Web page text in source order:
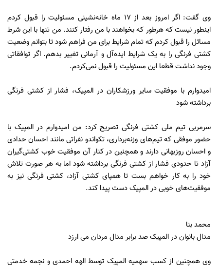
وی گفت: اگر امروز بعد از 17 ماه خانه‌نشینی مسئولیت را قبول کردم
اینطور نیست که هرطور که بخواهند با من رفتار کنند. من تنها با این شرط
مسائل را قبول کردم که تمام شرایط برای من فراهم شود تا بتوانم وضعیت
کشتی فرنگی را به یک شرایط ایده‌آل و آرمانی تغییر بدهم. اگر توافقاتی
وجود نداشت قطعا این مسئولیت را قبول نمی‌کردم.
امیدوارم با موفقیت سایر ورزشکاران در المپیک، فشار از کشتی فرنگی
برداشته شود
سرمربی تیم ملی کشتی فرنگی تصریح کرد: من امیدوارم در المپیک با
حضور موفقی که تیم‌های وزنه‌برداری، تکواندو نفراتی مانند احسان حدادی
و احسان روزبهانی دارند و همچنین در کنار آن موفقیت خوب کشتی‌گیران
آزاد تا حدودی فشار از کشتی فرنگی برداشته شود اما به هر صورت تلاش
خود را به کار خواهم بست تا همپای کشتی آزاد، کشتی فرنگی نیز به
موفقیت‌های خوبی در المپیک دست پیدا کند.
محمد بنا
مدال بانوان در المپیک صد برابر مدال مردان می ارزد
وی همچنین از کسب سهمیه المپیک توسط الهه احمدی و نجمه خدمتی